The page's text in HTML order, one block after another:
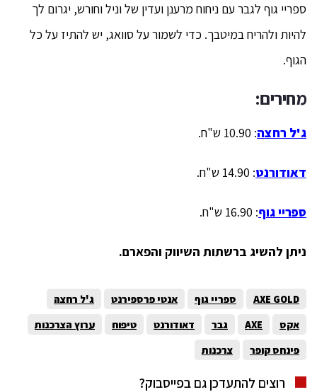
ספריי גוף לגבר עם ניחוח מרענן ועדין של וניל וחורש, יגרום לך
להיות ולהריח במיטבך. כדי לשמור על סוואג, יש להתיז על כל
הגוף.
מחירים:
ג'ל רחצה: 10.90 ש"ח.
דאודורנט: 14.90 ש"ח.
ספריי גוף: 16.90 ש"ח.
ניתן להשיג ברשתות השיווק והפארם.
AXE GOLD ספריי גוף אנטי פרספירנט
ג'ל רחצה
אקס
AXE גבר דאודורנט טיפוח
ערוץ הצרכנות
פינחס קופר
צרכנות
רוצים להתעדכן גם בפייסבוק?